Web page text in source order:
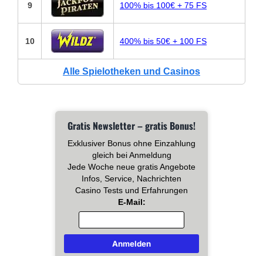
9 100% bis 100€ + 75 FS
10 400% bis 50€ + 100 FS
Alle Spielotheken und Casinos
Gratis Newsletter – gratis Bonus!
Exklusiver Bonus ohne Einzahlung
gleich bei Anmeldung
Jede Woche neue gratis Angebote
Infos, Service, Nachrichten
Casino Tests und Erfahrungen
E-Mail: